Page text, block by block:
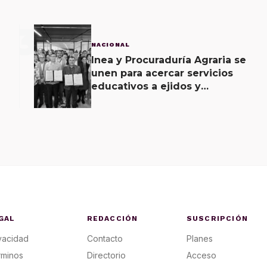
3 NACIONAL
Inea y Procuraduría Agraria se
unen para acercar servicios
educativos a ejidos y
REDACCIÓN
Contacto
Directorio
SUSCRIPCIÓN
Planes
Acceso